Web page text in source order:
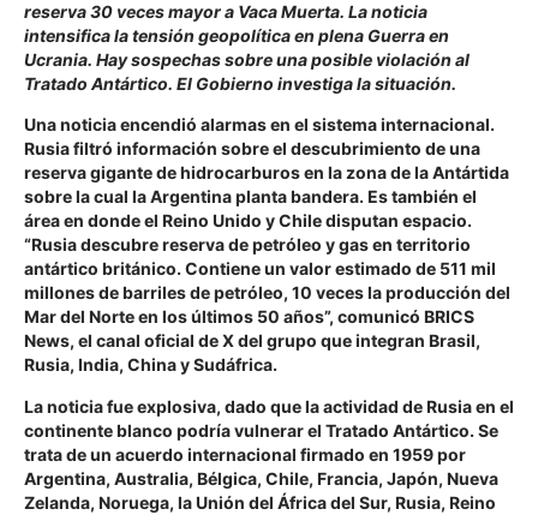
reserva 30 veces mayor a Vaca Muerta. La noticia
intensifica la tensión geopolítica en plena Guerra en
Ucrania. Hay sospechas sobre una posible violación al
Tratado Antártico. El Gobierno investiga la situación.
Una noticia encendió alarmas en el sistema internacional.
Rusia filtró información sobre el descubrimiento de una
reserva gigante de hidrocarburos en la zona de la Antártida
sobre la cual la Argentina planta bandera. Es también el
área en donde el Reino Unido y Chile disputan espacio.
“Rusia descubre reserva de petróleo y gas en territorio
antártico británico. Contiene un valor estimado de 511 mil
millones de barriles de petróleo, 10 veces la producción del
Mar del Norte en los últimos 50 años”, comunicó BRICS
News, el canal oficial de X del grupo que integran Brasil,
Rusia, India, China y Sudáfrica.
La noticia fue explosiva, dado que la actividad de Rusia en el
continente blanco podría vulnerar el Tratado Antártico. Se
trata de un acuerdo internacional firmado en 1959 por
Argentina, Australia, Bélgica, Chile, Francia, Japón, Nueva
Zelanda, Noruega, la Unión del África del Sur, Rusia, Reino